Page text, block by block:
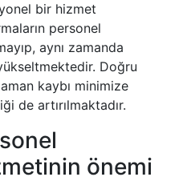
bir hizmet
personel
aynı zamanda
Doğru
kaybı minimize
de artırılmaktadır.
önemi